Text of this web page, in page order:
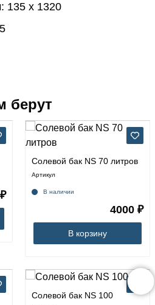
135 х 1320
берут
Солевой бак NS 70 литров
Артикул
В наличии
4000 ₽
В корзину
Солевой бак NS 100